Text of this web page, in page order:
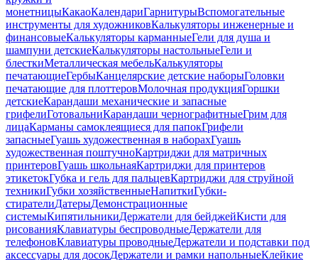
монетницыКакаоКалендариГарнитурыВспомогательные
инструменты для художниковКалькуляторы инженерные и
финансовыеКалькуляторы карманныеГели для душа и
шампуни детскиеКалькуляторы настольныеГели и
блесткиМеталлическая мебельКалькуляторы
печатающиеГербыКанцелярские детские наборыГоловки
печатающие для плоттеровМолочная продукцияГоршки
детскиеКарандаши механические и запасные
грифелиГотовальниКарандаши чернографитныеГрим для
лицаКарманы самоклеящиеся для папокГрифели
запасныеГуашь художественная в наборахГуашь
художественная поштучноКартриджи для матричных
принтеровГуашь школьнаяКартриджи для принтеров
этикетокГубка и гель для пальцевКартриджи для струйной
техникиГубки хозяйственныеНапиткиГубки-
стирателиДатерыДемонстрационные
системыКипятильникиДержатели для бейджейКисти для
рисованияКлавиатуры беспроводныеДержатели для
телефоновКлавиатуры проводныеДержатели и подставки под
аксессуары для досокДержатели и рамки напольныеКлейкие